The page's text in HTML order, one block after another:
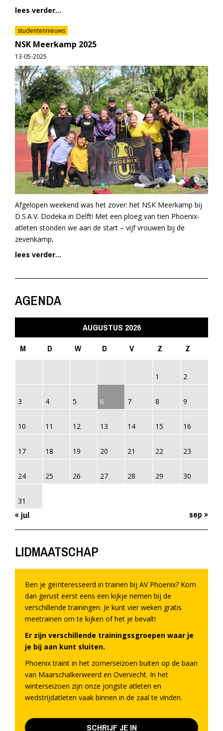
lees verder...
studentennieuws
NSK Meerkamp 2025
13-05-2025
Afgelopen weekend was het zover: het NSK Meerkamp bij
D.S.A.V. Dodeka in Delft! Met een ploeg van tien Phoenix-
atleten stonden we aan de start – vijf vrouwen bij de
zevenkamp,
lees verder...
AGENDA
AUGUSTUS 2026
M
D W D V Z Z
1 2
3 4 5 6 7 8 9
10 11 12 13 14 15 16
17 18 19 20 21 22 23
24 25 26 27 28 29 30
31
« jul sep »
LIDMAATSCHAP
Ben je geïnteresseerd in trainen bij AV Phoenix? Kom
dan gerust eerst eens een kijkje nemen bij de
verschillende trainingen. Je kunt vier weken gratis
meetrainen om te kijken of het je bevalt!
Er zijn verschillende trainingssgroepen waar je
je bij aan kunt sluiten.
Phoenix traint in het zomerseizoen buiten op de baan
van Maarschalkerweerd en Overvecht. In het
winterseizoen zijn onze jongste atleten en
wedstrijdatleten vaak binnen in de zaal te vinden.
SCHRIJF JE IN